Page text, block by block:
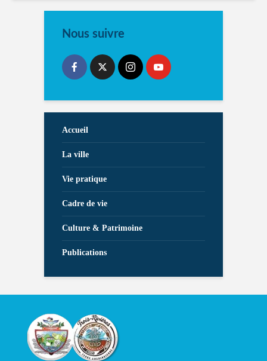
Nous suivre
Accueil
La ville
Vie pratique
Cadre de vie
Culture & Patrimoine
Publications